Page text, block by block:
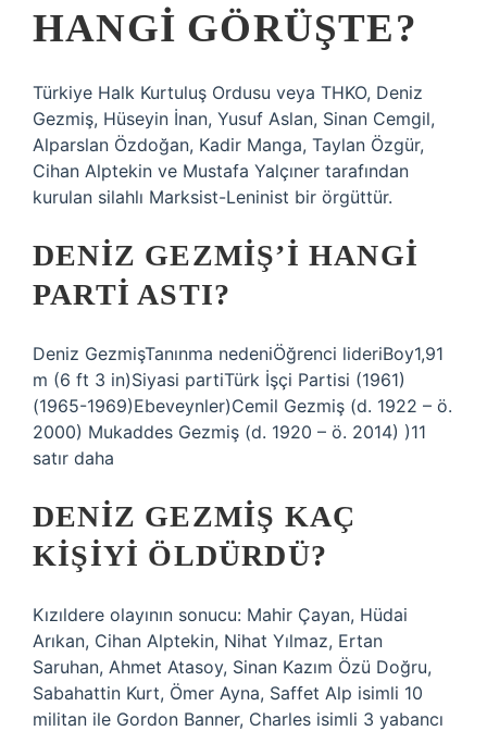
HANGI GÖRÜŞTE?
Türkiye Halk Kurtuluş Ordusu veya THKO, Deniz
Gezmiş, Hüseyin İnan, Yusuf Aslan, Sinan Cemgil,
Alparslan Özdoğan, Kadir Manga, Taylan Özgür,
Cihan Alptekin ve Mustafa Yalçıner tarafından
kurulan silahlı Marksist-Leninist bir örgüttür.
DENIZ GEZMIŞ’I HANGI
PARTI ASTI?
Deniz GezmişTanınma nedeniÖğrenci lideriBoy1,91
m (6 ft 3 in)Siyasi partiTürk İşçi Partisi (1961)
(1965-1969)Ebeveynler)Cemil Gezmiş (d. 1922 – ö.
2000) Mukaddes Gezmiş (d. 1920 – ö. 2014) )11
satır daha
DENIZ GEZMIŞ KAÇ
KIŞIYI ÖLDÜRDÜ?
Kızıldere olayının sonucu: Mahir Çayan, Hüdai
Arıkan, Cihan Alptekin, Nihat Yılmaz, Ertan
Saruhan, Ahmet Atasoy, Sinan Kazım Özü Doğru,
Sabahattin Kurt, Ömer Ayna, Saffet Alp isimli 10
militan ile Gordon Banner, Charles isimli 3 yabancı